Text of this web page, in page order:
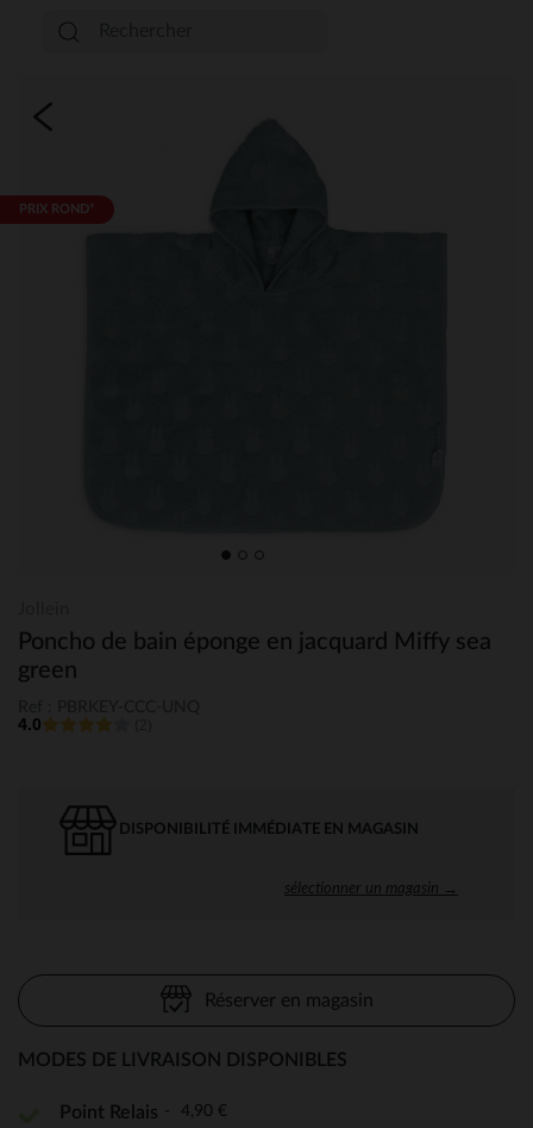
PRIX ROND*
Poncho de bain éponge en jacquard Miffy sea
green
4.0
DISPONIBILITÉ IMMÉDIATE EN MAGASIN
sélectionner un magasin →
Réserver en magasin
MODES DE LIVRAISON DISPONIBLES
Point Relais 4,90 €